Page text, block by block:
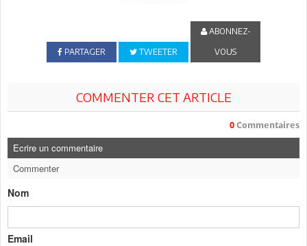
PARTAGER TWEETER
ABONNEZ-
VOUS
COMMENTER CET ARTICLE
0 Commentaires
Ecrire un commentaire
Commenter
Nom
Email